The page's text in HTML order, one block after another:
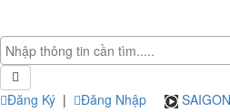
Đăng Ký | Đăng Nhập